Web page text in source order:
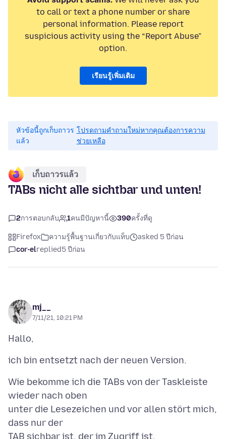
to call or text a phone number or share
personal information. Please report
suspicious activity using the “Report Abuse”
option.
เรียนรู้เพิ่มเติม
หัวข้อนี้ถูกเก็บถาวร
แล้ว
โปรดถามคำถามใหม่หากคุณต้องการความ
ช่วยเหลือ
เก็บถาวรแล้ว
TABs nicht alle sichtbar und unten!
2การตอบกลับ 1คนมีปัญหานี้ 390ครั้งที่ดู
Firefox ความรู้พื้นฐานเกี่ยวกับแท็บ
asked 5 ปีก่อน
cor-elreplied5 ปีก่อน
mj__
7/11/21, 10:21 PM
Wie bekomme ich die TABs von der Taskleiste
wieder nach oben
unter die Lesezeichen und vor allen stört mich,
dass nur der